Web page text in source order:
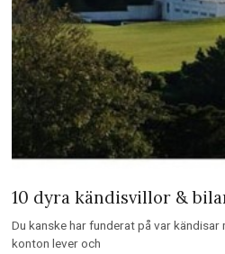
10 dyra kändisvillor &
Du kanske har funderat på var kändisar
konton lever och